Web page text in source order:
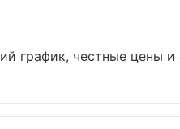
график, честные цены и